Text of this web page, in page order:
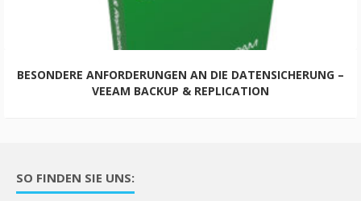
BESONDERE ANFORDERUNGEN AN DIE DATENSICHERUNG –
VEEAM BACKUP & REPLICATION
SO FINDEN SIE UNS: